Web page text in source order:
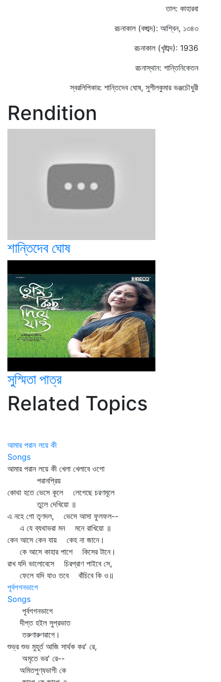
তাল: কাহারবা
রচনাকাল (বঙ্গাব্দ): আশ্বিন, ১৩৪৩
রচনাকাল (খৃষ্টাব্দ): 1936
রচনাস্থান: শান্তিনিকেতন
স্বরলিপিকার: শান্তিদেব ঘোষ, সুশীলকুমার ভঞ্জচৌধুরী
Rendition
শান্তিদেব ঘোষ
সুস্মিতা পাত্র
Related Topics
আমার পরান লয়ে কী
Songs
আমার পরান লয়ে কী খেলা খেলাবে ওগো
পরানপ্রিয়
কোথা হতে ভেসে কূলে লেগেছে চরণমূলে
তুলে দেখিয়ো ॥
এ নহে গো তৃণদল, ভেসে আসা ফুলফল--
এ যে ব্যথাভরা মন মনে রাখিয়ো ॥
কেন আসে কেন যায় কেহ না জানে।
কে আসে কাহার পাশে কিসের টানে।
রাখ যদি ভালোবেসে চিরপ্রাণ পাইবে সে,
ফেলে যদি যাও তবে বাঁচিবে কি ও॥
পূর্বগগনভাগে
Songs
পূর্বগগনভাগে
দীপ্ত হইল সুপ্রভাত
তরুণারুণরাগে।
শুভ্র শুভ মুহূর্ত আজি সার্থক কর' রে,
অমৃতে ভর' রে--
অমিতপুণ্যভাগী কে